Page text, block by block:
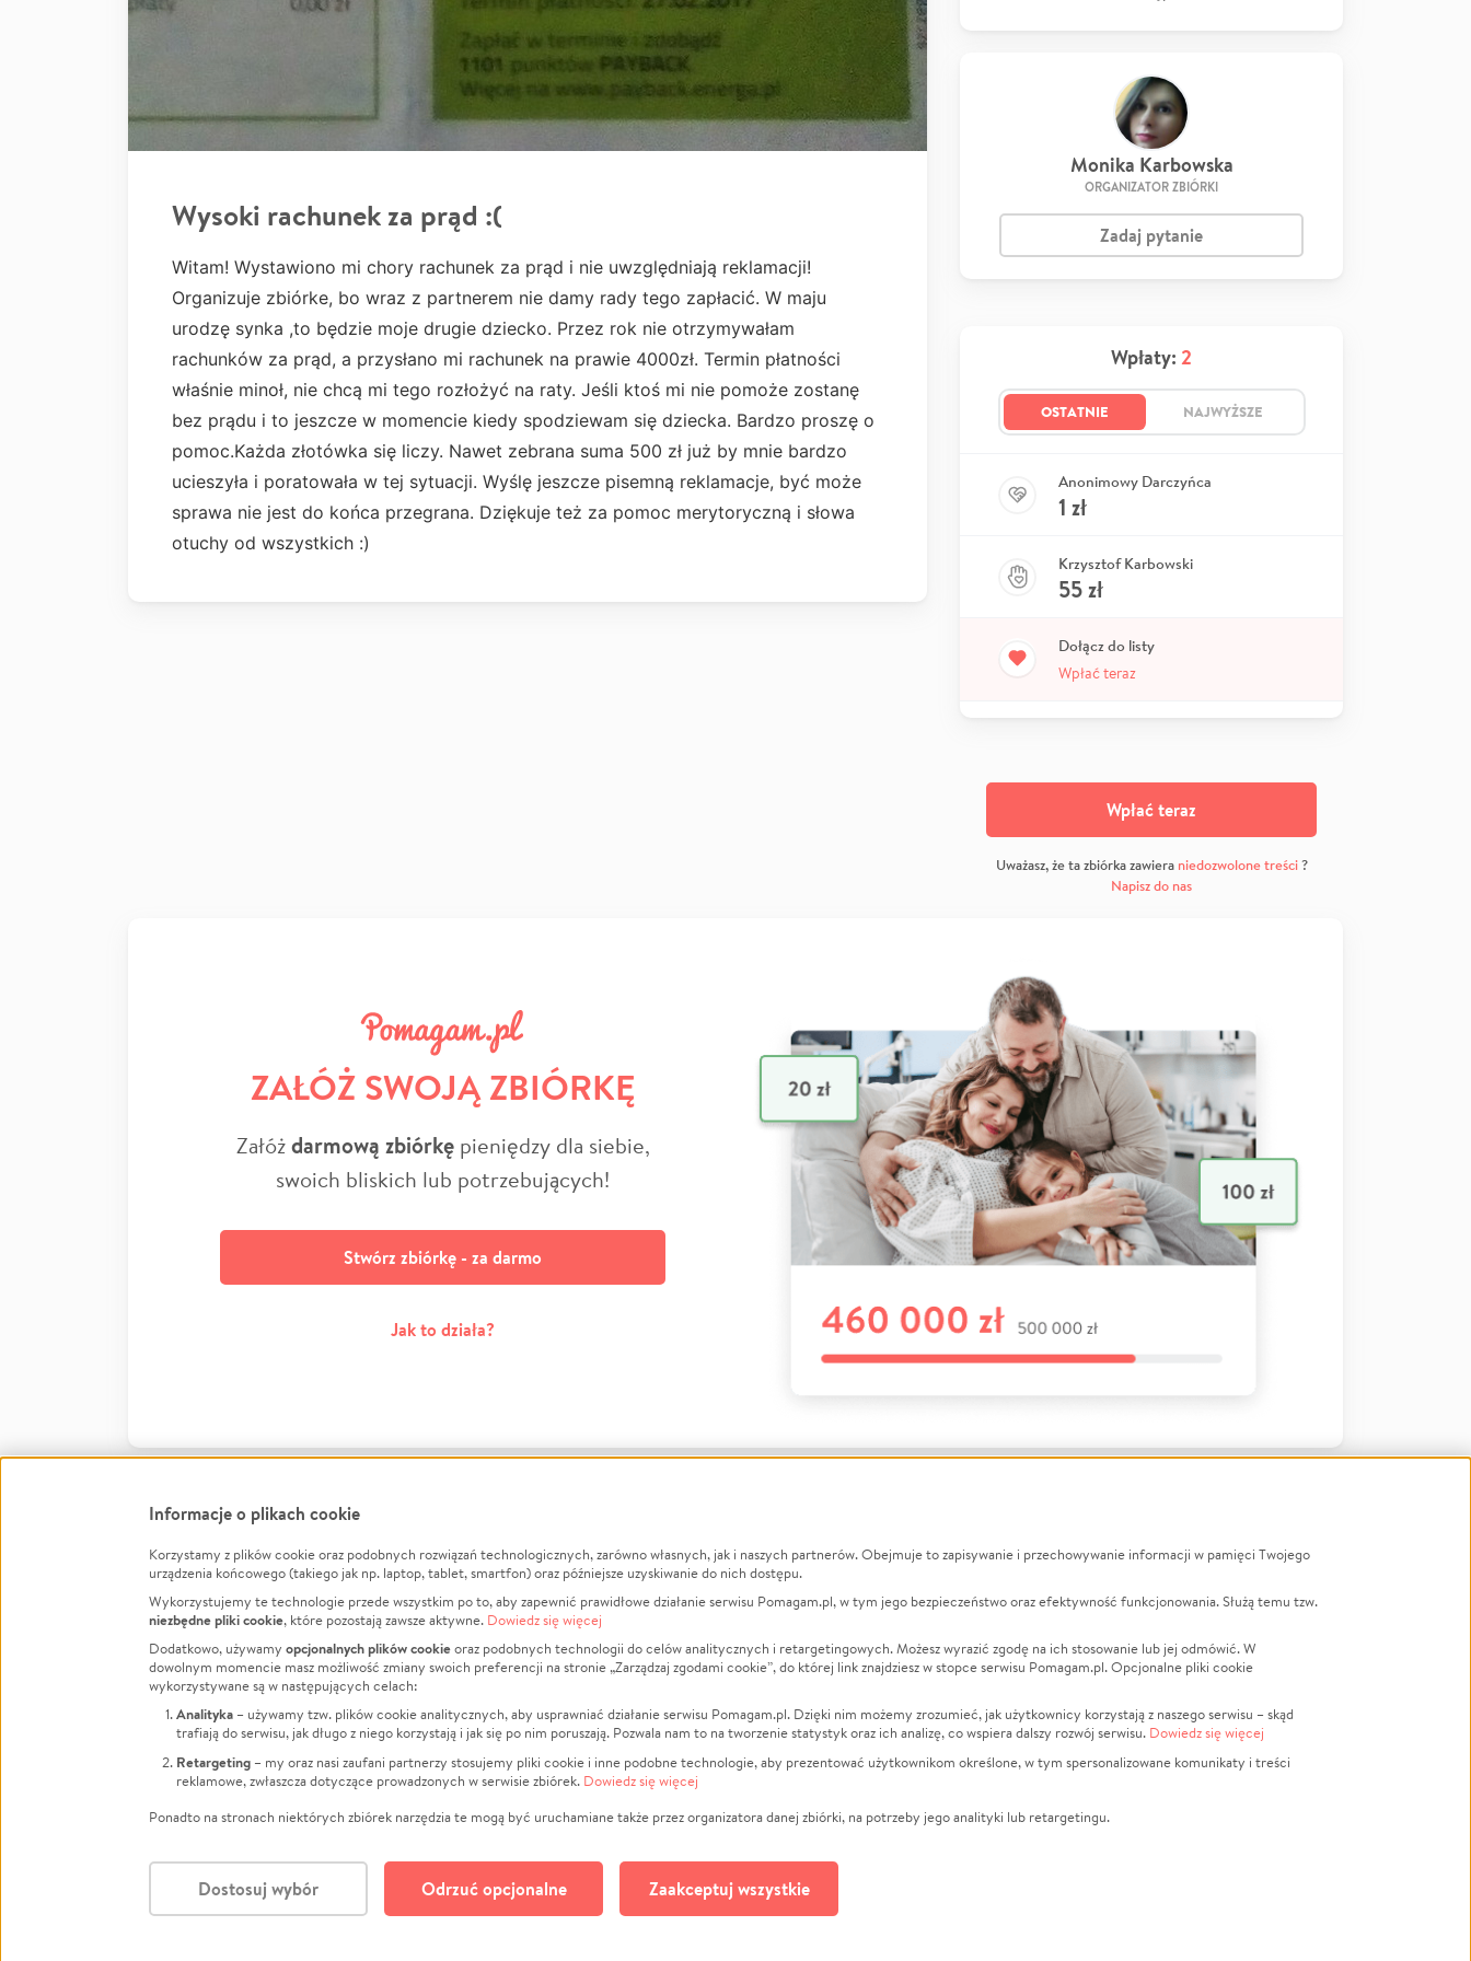
Wysoki rachunek za prąd :(
Witam! Wystawiono mi chory rachunek za prąd i nie uwzględniają reklamacji!
Organizuje zbiórke, bo wraz z partnerem nie damy rady tego zapłacić. W maju
urodzę synka ,to będzie moje drugie dziecko. Przez rok nie otrzymywałam
rachunków za prąd, a przysłano mi rachunek na prawie 4000zł. Termin płatności
właśnie minoł, nie chcą mi tego rozłożyć na raty. Jeśli ktoś mi nie pomoże zostanę
bez prądu i to jeszcze w momencie kiedy spodziewam się dziecka. Bardzo proszę o
pomoc.Każda złotówka się liczy. Nawet zebrana suma 500 zł już by mnie bardzo
ucieszyła i poratowała w tej sytuacji. Wyślę jeszcze pisemną reklamacje, być może
sprawa nie jest do końca przegrana. Dziękuje też za pomoc merytoryczną i słowa
otuchy od wszystkich :)
Monika Karbowska
ORGANIZATOR ZBIÓRKI
Zadaj pytanie
Wpłaty: 2
OSTATNIE NAJWYŻSZE
Anonimowy Darczyńca
1 zł
Krzysztof Karbowski
55zł
Dołącz do listy
Wpłać teraz
Wpłać teraz
Uważasz, że ta zbiórka zawiera niedozwolone treści?
Napisz do nas
ZAŁÓŻ SWOJĄ ZBIÓRKĘ
Załóżdarmową zbiórkępieniędzy dla siebie,
swoich bliskich lub potrzebujących!
Stwórz zbiórkę - za darmo
Jak to działa?
FacebookTwitter Instagram
LinkedInTikTok Youtube
Informacje
Jak to działa?
Regulamin
Polityka Prywatności
Kontakt
Porównanie serwisów
Polityka plików cookie
Zarządzaj zgodami cookie
O nas
Opinie
Raporty
Za darmo
Dla NGO
Fundacja Pomagam.pl
Zbieraj na
Leczenie
Zwierzęta
Pożar
Sport
Pomoc Finansowa
Pogrzeb
LGBTQ+
Powódź
Wichura
Religia
Edukacja
Polski
Informacje o plikach cookie
Korzystamy z plików cookie oraz podobnych rozwiązań technologicznych, zarówno własnych, jak i naszych partnerów. Obejmuje to zapisywanie i przechowywanie informacji w pamięci Twojego
urządzenia końcowego (takiego jak np. laptop, tablet, smartfon) oraz późniejsze uzyskiwanie do nich dostępu.
Wykorzystujemy te technologie przede wszystkim po to, aby zapewnić prawidłowe działanie serwisu Pomagam.pl, w tym jego bezpieczeństwo oraz efektywność funkcjonowania. Służą temu tzw.
niezbędne pliki cookie, które pozostają zawsze aktywne. Dowiedz się więcej
Dodatkowo, używamy opcjonalnych plików cookieoraz podobnych technologii do celów analitycznych i retargetingowych. Możesz wyrazić zgodę na ich stosowanie lub jej odmówić. W
dowolnym momencie masz możliwość zmiany swoich preferencji na stronie „Zarządzaj zgodami cookie”, do której link znajdziesz w stopce serwisu Pomagam.pl. Opcjonalne pliki cookie
wykorzystywane są w następujących celach:
Analityka – używamy tzw. plików cookie analitycznych, aby usprawniać działanie serwisu Pomagam.pl. Dzięki nim możemy zrozumieć, jak użytkownicy korzystają z naszego serwisu – skąd
trafiają do serwisu, jak długo z niego korzystają i jak się po nim poruszają. Pozwala nam to na tworzenie statystyk oraz ich analizę, co wspiera dalszy rozwój serwisu. Dowiedz się więcej
Retargeting – my oraz nasi zaufani partnerzy stosujemy pliki cookie i inne podobne technologie, aby prezentować użytkownikom określone, w tym spersonalizowane komunikaty i treści
reklamowe, zwłaszcza dotyczące prowadzonych w serwisie zbiórek. Dowiedz się więcej
Ponadto na stronach niektórych zbiórek narzędzia te mogą być uruchamiane także przez organizatora danej zbiórki, na potrzeby jego analityki lub retargetingu.
Dostosuj wybór Odrzuć opcjonalne Zaakceptuj wszystkie